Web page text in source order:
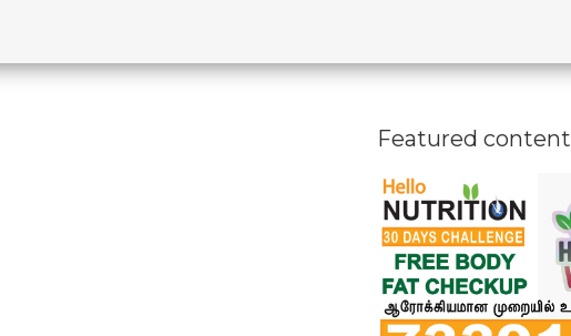
Featured content